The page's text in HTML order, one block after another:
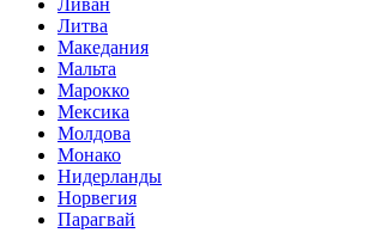
Ливан
Литва
Македания
Мальта
Марокко
Мексика
Молдова
Монако
Нидерланды
Норвегия
Парагвай